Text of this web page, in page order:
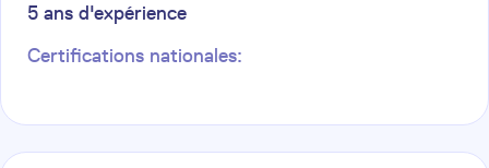
5 ans d'expérience
Certifications nationales: